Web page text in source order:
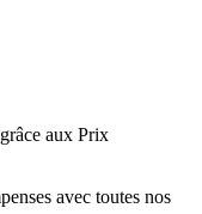
aux Prix
avec toutes nos